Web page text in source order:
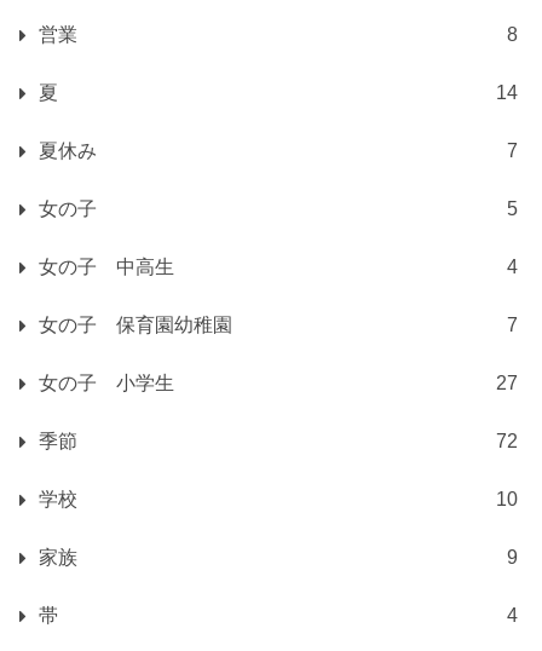
営業 8
夏 14
夏休み 7
女の子 5
女の子 中高生 4
女の子 保育園幼稚園 7
女の子 小学生 27
季節 72
学校 10
家族 9
帯 4